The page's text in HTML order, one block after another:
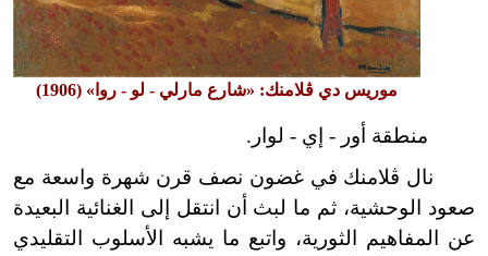
موريس دي ڤلامنك: «شارع مارلي - لو - روا» (1906)
منطقة أور - إي - لوار.
نال ڤلامنك في غضون نصف قرن شهرة واسعة مع
صعود الوحشية، ثم ما لبث أن انتقل إلى الغنائية البعيدة
عن المفاهيم الثورية، واتبع ما يشبه الأسلوب التقليدي